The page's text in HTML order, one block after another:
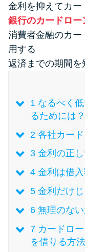
金利を抑えてカー
銀行のカードロー
消費者金融のカー
用する
返済までの期間を
1 なるべく
るためには？
2 各社カー
3金利の正し
4金利は借入
5金利だけじ
6無理のない
7カードロー
を借りる方法